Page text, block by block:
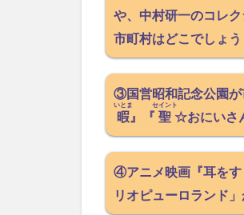
や、中村研一のコレ
市町村はどこでしょう
③国営昭和記念公園が
暇
いとま
』『 聖
セイント
☆おにいさ
④アニメ映画『耳をす
リオピューロランド